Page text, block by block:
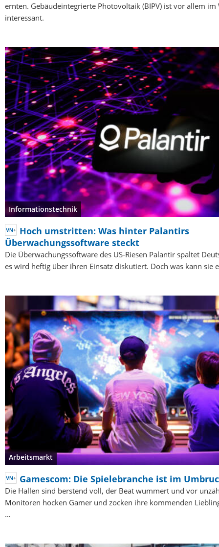
ernten. Gebäudeintegrierte Photovoltaik (BIPV) ist vor allem im
interessant.
Informationstechnik
Hoch umstritten: Was hinter Palantirs
Überwachungssoftware steckt
Die Überwachungssoftware des US-Riesen Palantir spaltet
es wird heftig über ihren Einsatz diskutiert. Doch was kann sie
Arbeitsmarkt
Gamescom: Die Spielebranche ist im
Die Hallen sind berstend voll, der Beat wummert und vor
Monitoren hocken Gamer und zocken ihre kommenden
…